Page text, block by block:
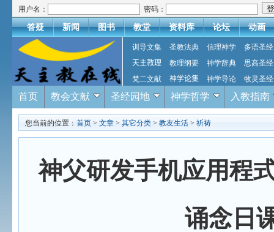
用户名： 密码：
答疑 新闻 图书 教堂 资料库 论坛 动画
训导文集 圣教法典 信理神学
多语圣经
天主教理
教理纲要 神学辞典
思高圣经
梵二文献
神学论集 神学导论 牧灵圣经
首页 教会文献 圣经园地 神学哲学 入教指南
您当前的位置： 首页 > 文章 > 其它分类 > 教友生活 > 祈祷
神父研发手机应用程
诵念日